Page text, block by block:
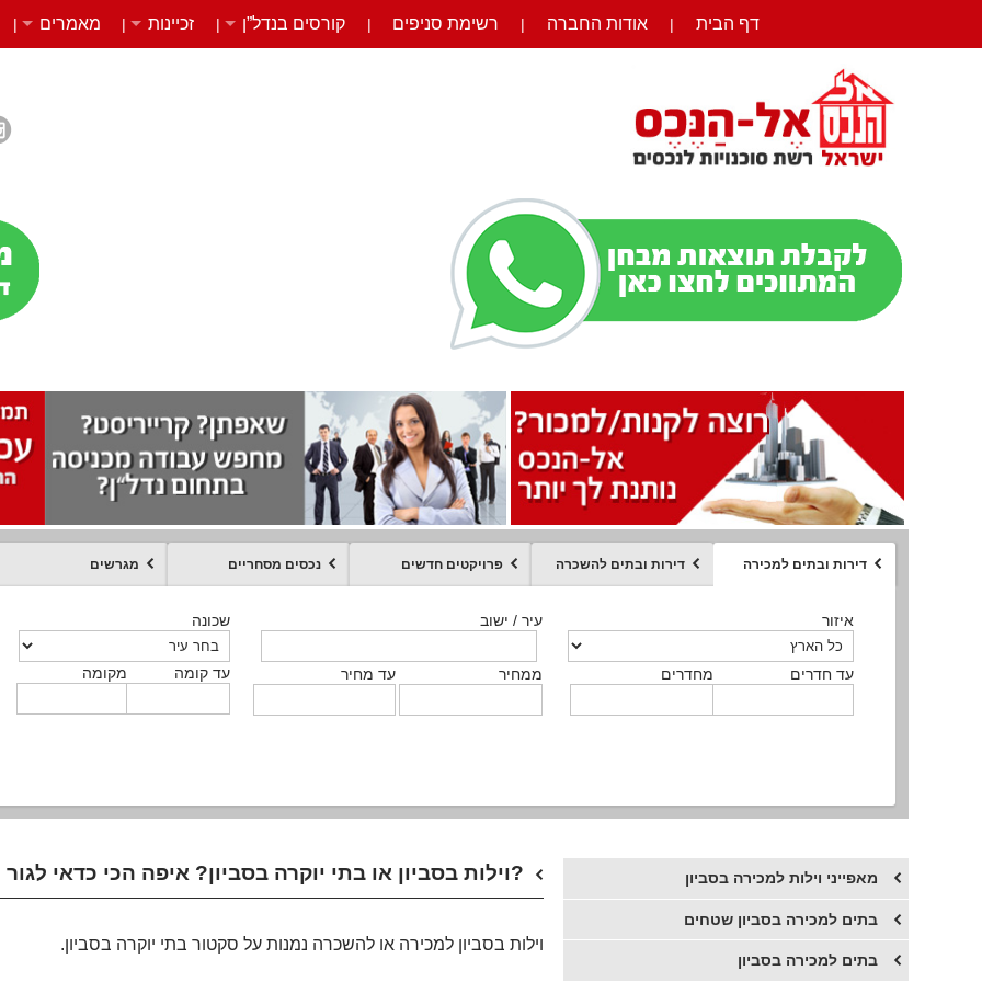
דף הבית | אודות החברה | רשימת סניפים | קורסים בנדל”ן | זכיינות | מאמרים |
דירות ובתים למכירה דירות ובתים להשכרה פרויקטים חדשים נכסים מסחריים מגרשים
איזור
מחדרים עד חדרים
עיר / ישוב
ממחיר עד מחיר
שכונה
מקומה עד קומה
איזור
מחדרים עד חדרים
עיר / ישוב
ממחיר עד מחיר
שכונה
מקומה עד קומה
איזור
מחדרים עד חדרים
עיר / ישוב
ממחיר עד מחיר
שכונה
מקומה עד קומה
איזור
סוג הנכס
עיר / ישוב
ממחיר עד מחיר
שכונה
מקומה עד קומה
סוג הנכס ממחיר מקומה איזור
מחדרים עד חדרים
עיר / ישוב
מקומה עד קומה
שכונה
טקסט חופשי
איזור
סוג הנכס
עיר / ישוב
ממחיר עד מחיר
שכונה
מקומה עד קומה
וילות בסביון או בתי יוקרה בסביון? איפה הכי כדאי לגור?
וילות בסביון למכירה או להשכרה נמנות על סקטור בתי יוקרה בסביון.
מאפייני וילות למכירה בסביון
בתים למכירה בסביון שטחים
בתים למכירה בסביון